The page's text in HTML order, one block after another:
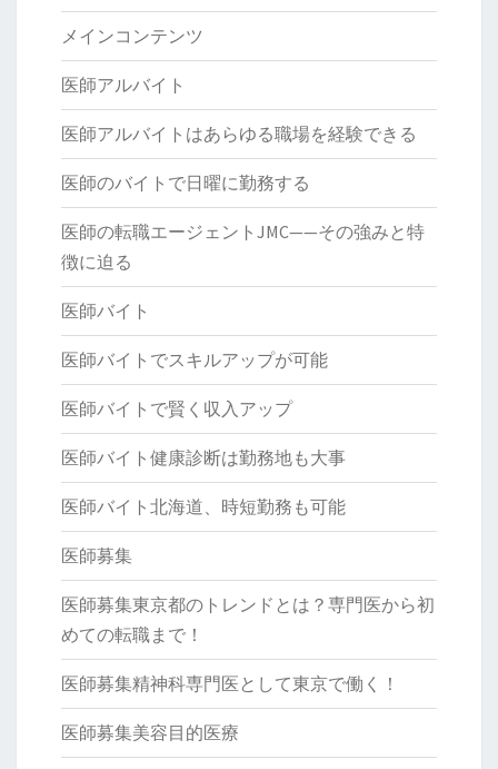
メインコンテンツ
医師アルバイト
医師アルバイトはあらゆる職場を経験できる
医師のバイトで日曜に勤務する
医師の転職エージェントJMC——その強みと特
徴に迫る
医師バイト
医師バイトでスキルアップが可能
医師バイトで賢く収入アップ
医師バイト健康診断は勤務地も大事
医師バイト北海道、時短勤務も可能
医師募集
医師募集東京都のトレンドとは？専門医から初
めての転職まで！
医師募集精神科専門医として東京で働く！
医師募集美容目的医療